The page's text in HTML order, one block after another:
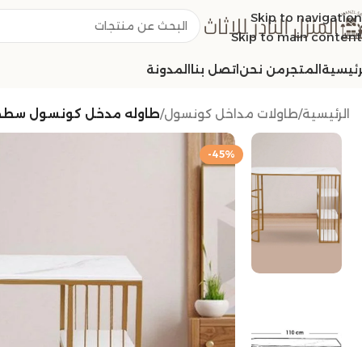
Skip to navigation
Skip to main content
المتجرمن نحن اتصل بنا المدونة
الرئيسية/طاولات مداخل كونسول/طاوله مدخل كونسول
-45%